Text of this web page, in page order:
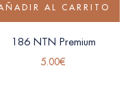
AL CARRITO
186 NTN Premium
5.00€